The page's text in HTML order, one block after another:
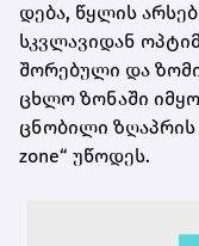
დე­ბა, წყლის
სკვლა­ვი­დან
შო­რე­ბუ­ლი და
ცხლო ზო­ნა­ში
ცნო­ბი­ლი ზღაპ­რის
zone“ უწო­დეს.